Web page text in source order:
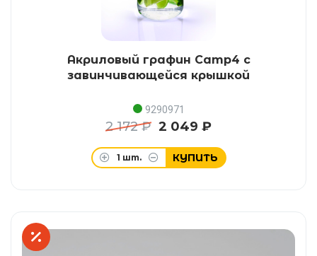
Акриловый графин Camp4 с
завинчивающейся крышкой
9290971
2 172 ₽ 2 049 ₽
1 шт. КУПИТЬ